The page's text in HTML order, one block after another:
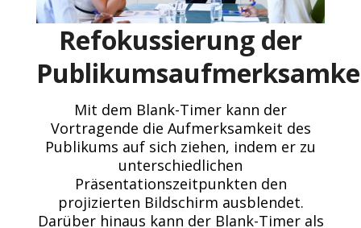
Refokussierung der
Mit dem Blank-Timer kann der
Vortragende die Aufmerksamkeit des
Publikums auf sich ziehen, indem er zu
unterschiedlichen
Präsentationszeitpunkten den
projizierten Bildschirm ausblendet.
Darüber hinaus kann der Blank-Timer als